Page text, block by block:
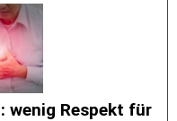
wenig Respekt für